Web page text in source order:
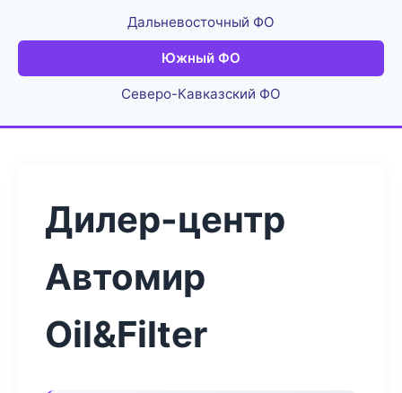
Дальневосточный ФО
Южный ФО
Северо-Кавказский ФО
Дилер-центр
Автомир
Oil&Filter